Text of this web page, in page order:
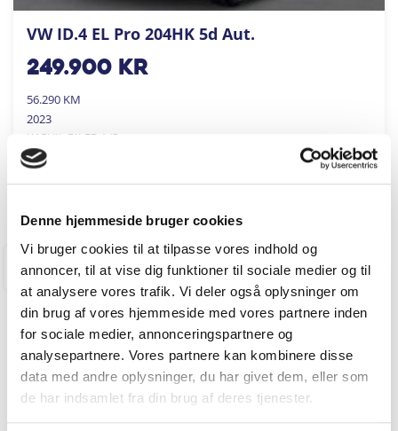
Denne hjemmeside bruger cookies
Vi bruger cookies til at tilpasse vores indhold og
annoncer, til at vise dig funktioner til sociale medier og til
at analysere vores trafik. Vi deler også oplysninger om
din brug af vores hjemmeside med vores partnere inden
for sociale medier, annonceringspartnere og
analysepartnere. Vores partnere kan kombinere disse
data med andre oplysninger, du har givet dem, eller som
de har indsamlet fra din brug af deres tjenester.
VW ID.4 EL Pro 204HK 5d Aut.
249.900kr
56.290 KM
2023
KARVIL BILER A/S
RINGKØBING